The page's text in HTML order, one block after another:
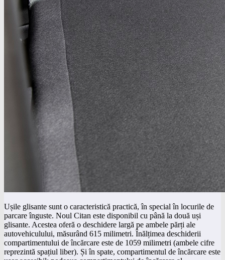
Ușile glisante sunt o caracteristică practică, în special în locurile de
parcare înguste. Noul Citan este disponibil cu până la două uși
glisante. Acestea oferă o deschidere largă pe ambele părți ale
autovehiculului, măsurând 615 milimetri. Înălțimea deschiderii
compartimentului de încărcare este de 1059 milimetri (ambele cifre
reprezintă spațiul liber). Și în spate, compartimentul de încărcare este